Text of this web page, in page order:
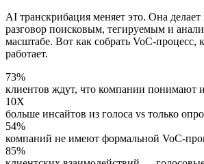
AI транскрибация меняет это. Она
разговор поисковым, тегируемым и
масштабе. Вот как собрать VoC-процесс,
работает.
73%
клиентов ждут, что компании понимают
10X
больше инсайтов из голоса vs только
54%
компаний не имеют формальной VoC-
85%